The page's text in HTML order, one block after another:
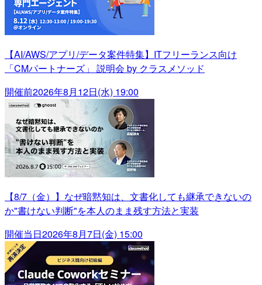
【AI/AWS/アプリ/データ案件特集】ITフリーランス向け
「CMパートナーズ」 説明会 by クラスメソッド
開催前2026年8月12日(水) 19:00
【8/7（金）】なぜ暗黙知は、文書化しても継承できないの
か"書けない判断"を本人のまま残す方法と実装
開催当日2026年8月7日(金) 15:00